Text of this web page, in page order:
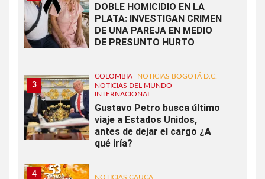
DOBLE HOMICIDIO EN LA
PLATA: INVESTIGAN CRIMEN
DE UNA PAREJA EN MEDIO
DE PRESUNTO HURTO
3
COLOMBIA
NOTICIAS BOGOTÁ D.C.
NOTICIAS DEL MUNDO
INTERNACIONAL
Gustavo Petro busca último
viaje a Estados Unidos,
antes de dejar el cargo ¿A
qué iría?
4
NOTICIAS CAUCA